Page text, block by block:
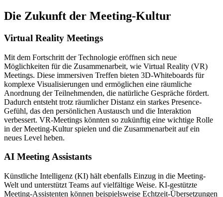
Die Zukunft der Meeting-Kultur
Virtual Reality Meetings
Mit dem Fortschritt der Technologie eröffnen sich neue
Möglichkeiten für die Zusammenarbeit, wie Virtual Reality (VR)
Meetings. Diese immersiven Treffen bieten 3D-Whiteboards für
komplexe Visualisierungen und ermöglichen eine räumliche
Anordnung der Teilnehmenden, die natürliche Gespräche fördert.
Dadurch entsteht trotz räumlicher Distanz ein starkes Presence-
Gefühl, das den persönlichen Austausch und die Interaktion
verbessert. VR-Meetings könnten so zukünftig eine wichtige Rolle
in der Meeting-Kultur spielen und die Zusammenarbeit auf ein
neues Level heben.
AI Meeting Assistants
Künstliche Intelligenz (KI) hält ebenfalls Einzug in die Meeting-
Welt und unterstützt Teams auf vielfältige Weise. KI-gestützte
Meeting-Assistenten können beispielsweise Echtzeit-Übersetzungen